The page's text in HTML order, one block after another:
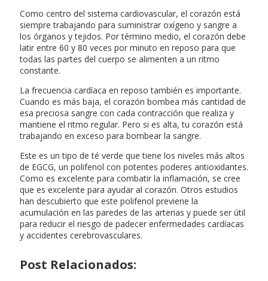
Como centro del sistema cardiovascular, el corazón está
siempre trabajando para suministrar oxígeno y sangre a
los órganos y tejidos. Por término medio, el corazón debe
latir entre 60 y 80 veces por minuto en reposo para que
todas las partes del cuerpo se alimenten a un ritmo
constante.
La frecuencia cardíaca en reposo también es importante.
Cuando es más baja, el corazón bombea más cantidad de
esa preciosa sangre con cada contracción que realiza y
mantiene el ritmo regular. Pero si es alta, tu corazón está
trabajando en exceso para bombear la sangre.
Este es un tipo de té verde que tiene los niveles más altos
de EGCG, un polifenol con potentes poderes antioxidantes.
Como es excelente para combatir la inflamación, se cree
que es excelente para ayudar al corazón. Otros estudios
han descubierto que este polifenol previene la
acumulación en las paredes de las arterias y puede ser útil
para reducir el riesgo de padecer enfermedades cardíacas
y accidentes cerebrovasculares.
Post Relacionados: